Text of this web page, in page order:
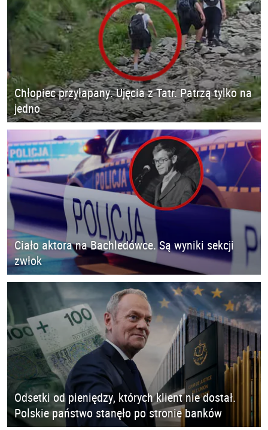
Chłopiec przyłapany. Ujęcia z Tatr. Patrzą tylko na
jedno
Ciało aktora na Bachledówce. Są wyniki sekcji
zwłok
Odsetki od pieniędzy, których klient nie dostał.
Polskie państwo stanęło po stronie banków